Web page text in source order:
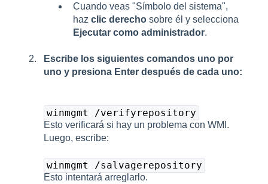
Cuando veas "Símbolo del sistema",
haz clic derecho sobre él y selecciona
Ejecutar como administrador.
Escribe los siguientes comandos uno por
uno y presiona Enter después de cada uno:
winmgmt /verifyrepository
Esto verificará si hay un problema con WMI.
Luego, escribe:
winmgmt /salvagerepository
Esto intentará arreglarlo.